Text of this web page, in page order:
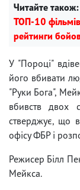
Читайте також:
ТОП-10
рейтинги
У "Пороці"
його вбивати
"Руки Бога",
вбивств двох
стверджує, що
офісу ФБР і
Режисер Білл
Мейкса.